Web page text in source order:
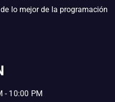
lo mejor de la programación
- 10:00 PM